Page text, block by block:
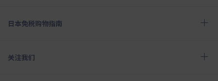
日本免税购物指南
关注我们